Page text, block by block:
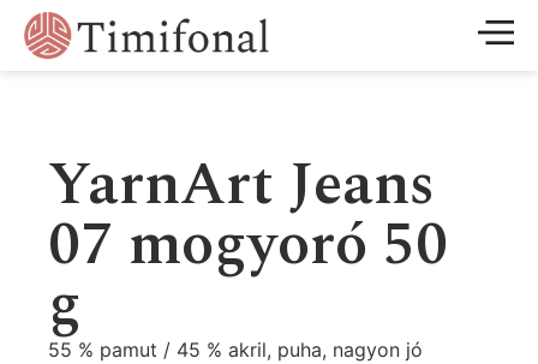
YarnArt Jeans
07 mogyoró 50
g
55 % pamut / 45 % akril, puha, nagyon jó